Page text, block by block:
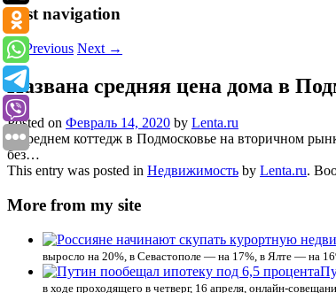
Post navigation
←Previous Next →
Названа средняя цена дома в
Posted on Февраль 14, 2020 by Lenta.ru
В среднем коттедж в Подмосковье на вторичном
без…
This entry was posted in Недвижимость by Lenta.ru.
More from my site
выросло на 20%, в Севастополе — на 17%, в Ялте — на
в ходе проходящего в четверг, 16 апреля, онлайн-